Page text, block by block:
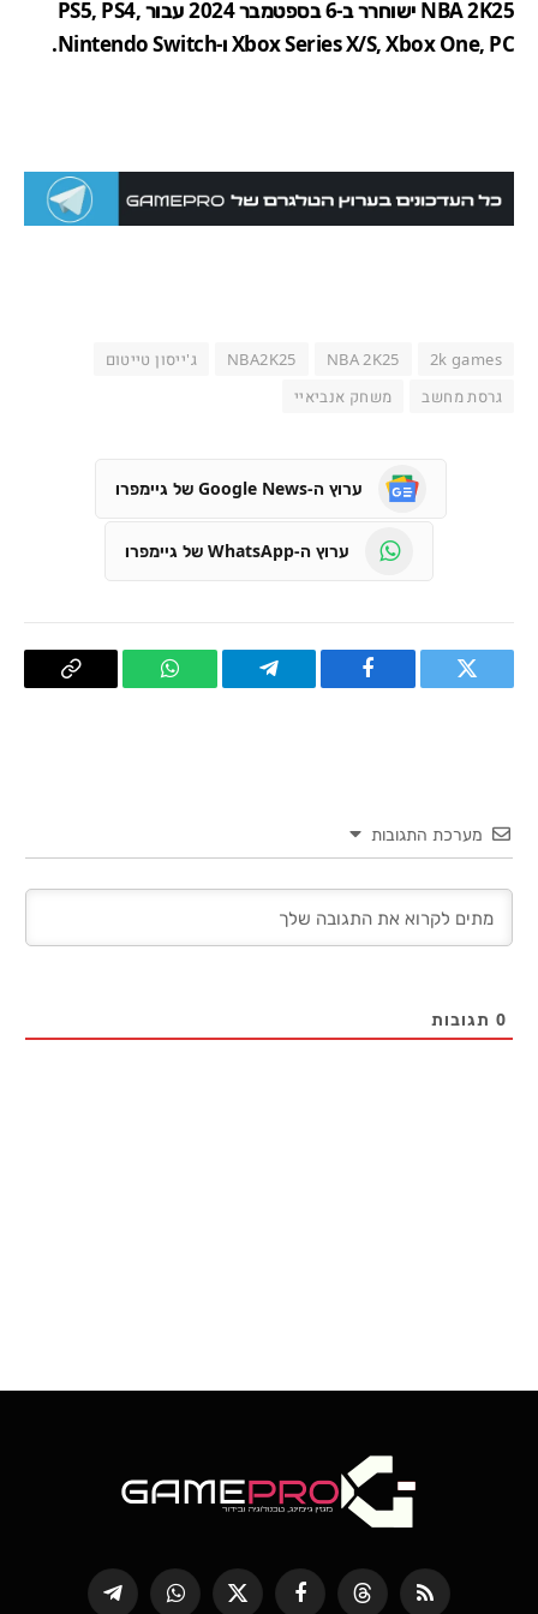
NBA 2K25 ישוחרר ב-6 בספטמבר 2024 עבור PS5, PS4,
Xbox Series X/S, Xbox One, PC ו-Nintendo Switch.
2k games
NBA 2K25
NBA2K25
ג'ייסון טייטום
גרסת מחשב
משחק אנביאיי
ערוץ ה-Google News של גיימפרו
ערוץ ה-WhatsApp של גיימפרו
טוויטר פייסבוק Telegram
WhatsApp העתק
מערכת התגובות
0 תגובות
RSS
Threads פייסבוק X
WhatsApp
Telegram